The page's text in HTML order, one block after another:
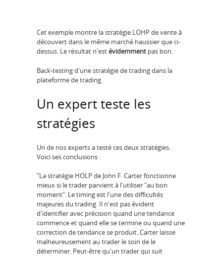
Cet exemple montre la stratégie LOHP de vente à
découvert dans le même marché haussier que ci-
dessus. Le résultat n'estévidemment pas bon.
Back-testing d'une stratégie de trading dans la
plateforme de trading.
Un expert teste les
stratégies
Un de nos experts a testé ces deux stratégies.
Voici ses conclusions :
"La stratégie HOLP de John F. Carter fonctionne
mieux si le trader parvient à l'utiliser "au bon
moment". Le timing est l'une des difficultés
majeures du trading. Il n'est pas évident
d'identifier avec précision quand une tendance
commence et quand elle se termine ou quand une
correction de tendance se produit. Carter laisse
malheureusement au trader le soin de le
déterminer. Peut-être qu'un trader qui suit